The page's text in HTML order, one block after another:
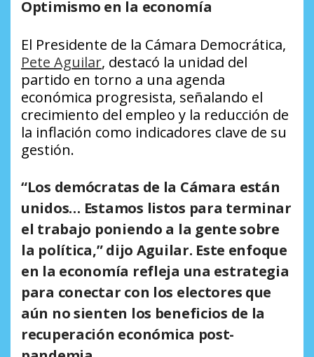
Optimismo en la economía
El Presidente de la Cámara Democrática,
Pete Aguilar, destacó la unidad del
partido en torno a una agenda
económica progresista, señalando el
crecimiento del empleo y la reducción de
la inflación como indicadores clave de su
gestión.
“Los demócratas de la Cámara están
unidos… Estamos listos para terminar
el trabajo poniendo a la gente sobre
la política,” dijo Aguilar. Este enfoque
en la economía refleja una estrategia
para conectar con los electores que
aún no sienten los beneficios de la
recuperación económica post-